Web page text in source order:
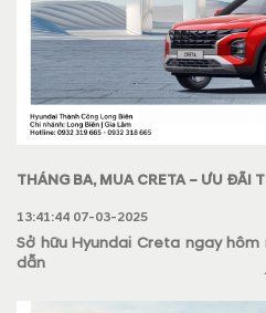
THÁNG BA, MUA CRETA – ƯU ĐÃI
13:41:44 07-03-2025
Sở hữu Hyundai Creta ngay
dẫn